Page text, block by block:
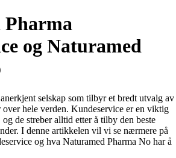
Pharma
og Naturamed
selskap som tilbyr et bredt utvalg av
hele verden. Kundeservice er en viktig
de streber alltid etter å tilby den beste
I denne artikkelen vil vi se nærmere på
og hva Naturamed Pharma No har å